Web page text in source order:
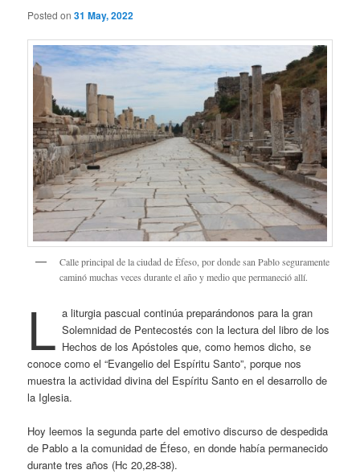
Posted on31 May, 2022
Calle principal de la ciudad de Éfeso, por donde san Pablo seguramente
caminó muchas veces durante el año y medio que permaneció allí.
L a liturgia pascual continúa preparándonos para la gran
Solemnidad de Pentecostés con la lectura del libro de los
Hechos de los Apóstoles que, como hemos dicho, se
conoce como el “Evangelio del Espíritu Santo”, porque nos
muestra la actividad divina del Espíritu Santo en el desarrollo de
la Iglesia.
Hoy leemos la segunda parte del emotivo discurso de despedida
de Pablo a la comunidad de Éfeso, en donde había permanecido
durante tres años (Hc 20,28-38).